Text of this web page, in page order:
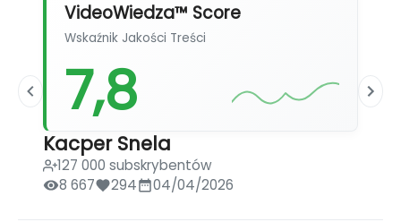
VideoWiedza™ Score
Wskaźnik Jakości Treści
7,8
Kacper Snela
127 000 subskrybentów
8 667
294 04/04/2026